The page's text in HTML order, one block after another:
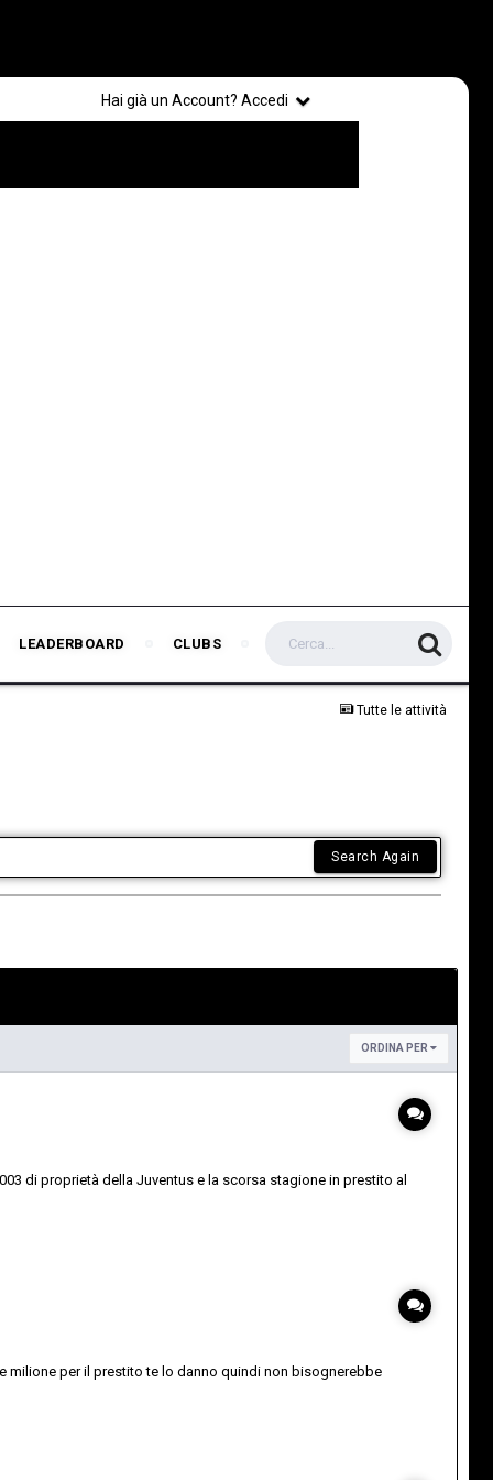
Hai già un Account? Accedi
LEADERBOARD CLUBS
Tutte le attività
Search Again
ORDINA PER
di proprietà della Juventus e la scorsa stagione in prestito al
milione per il prestito te lo danno quindi non bisognerebbe